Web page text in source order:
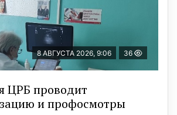
8 АВГУСТА 2026, 9:06 36
ЦРБ проводит
и профосмотры